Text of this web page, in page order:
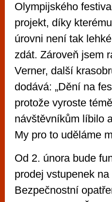
Olympijského
projekt, díky
úrovni není tak
zdát. Zároveň jsem
Verner, další
dodává: „Dění na
protože vyroste
návštěvníkům líbilo
My pro to uděláme
Od 2. února bude
prodej vstupenek
Bezpečnostní